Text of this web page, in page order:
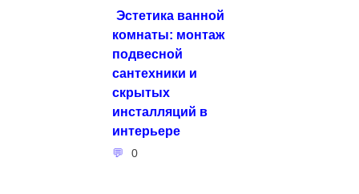
Эстетика ванной
комнаты: монтаж
подвесной
сантехники и
скрытых
инсталляций в
интерьере
0